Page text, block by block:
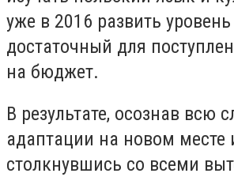
уже в 2016 развить
достаточный для
на бюджет.
В результате, осознав всю
адаптации на новом месте
столкнувшись со всеми